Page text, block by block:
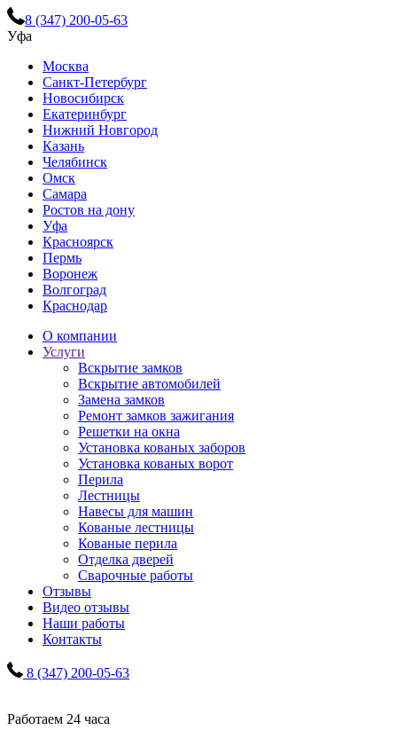
8 (347) 200-05-63
Уфа
Москва
Санкт-Петербург
Новосибирск
Екатеринбург
Нижний Новгород
Казань
Челябинск
Омск
Самара
Ростов на дону
Уфа
Красноярск
Пермь
Воронеж
Волгоград
Краснодар
О компании
Услуги
Вскрытие замков
Вскрытие автомобилей
Замена замков
Ремонт замков зажигания
Решетки на окна
Установка кованых заборов
Установка кованых ворот
Перила
Лестницы
Навесы для машин
Кованые лестницы
Кованые перила
Отделка дверей
Сварочные работы
Отзывы
Видео отзывы
Наши работы
Контакты
8 (347) 200-05-63
Работаем 24 часа